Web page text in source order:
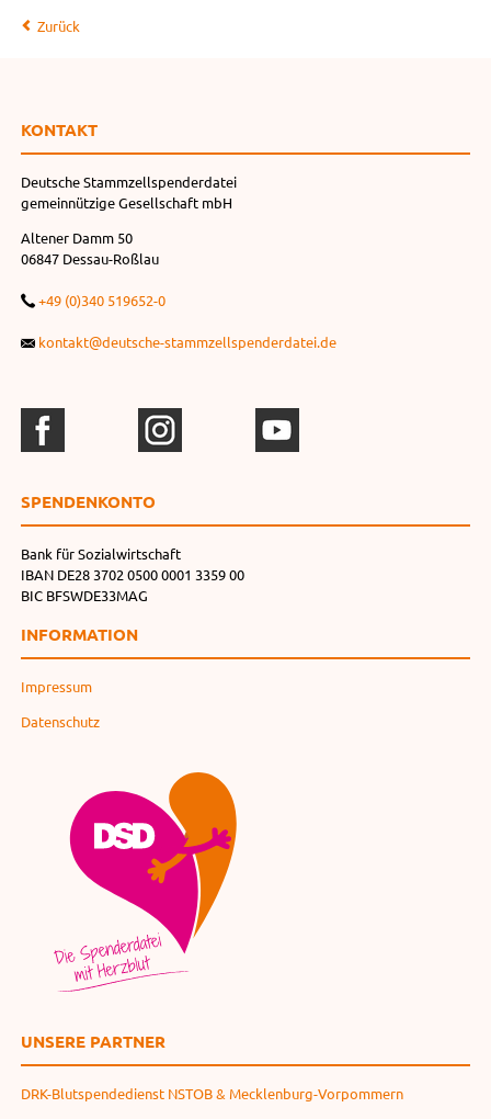
Zurück
KONTAKT
Deutsche Stammzellspenderdatei
gemeinnützige Gesellschaft mbH
Altener Damm 50
06847 Dessau-Roßlau
+49 (0)340 519652-0
kontakt@deutsche-stammzellspenderdatei.de
SPENDEN­KONTO
Bank für Sozialwirtschaft
IBAN DE28 3702 0500 0001 3359 00
BIC BFSWDE33MAG
INFORMATION
Impressum
Datenschutz
UNSERE PARTNER
DRK-Blutspendedienst NSTOB & Mecklenburg-Vorpommern